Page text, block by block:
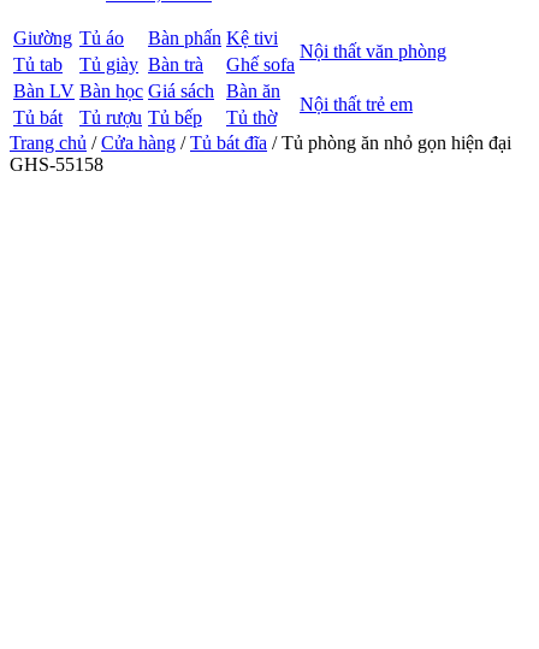
Giường Tủ áo Bàn phấn Kệ tivi
Nội thất văn phòng
Tủ tab Tủ giày Bàn trà
Ghế sofa
Bàn LV Bàn học Giá sách Bàn ăn
Nội thất trẻ em
Tủ bát Tủ rượu Tủ bếp
Tủ thờ
Trang chủ /Cửa hàng /Tủ bát đĩa / Tủ phòng ăn nhỏ gọn hiện đại
GHS-55158